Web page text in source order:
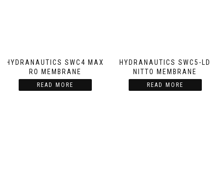
HYDRANAUTICS SWC4 MAX
RO MEMBRANE
READ MORE
HYDRANAUTICS SWC5-LD
NITTO MEMBRANE
READ MORE